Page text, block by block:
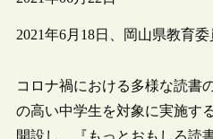
2021年6月18日、岡山県教育
コロナ禍における多様な読書
の高い中学生を対象に実施す
開設し、『もっとおもしろ読